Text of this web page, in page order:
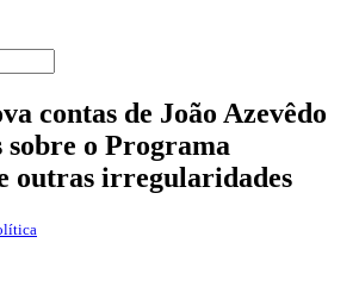
contas de João Azevêdo
sobre o Programa
outras irregularidades